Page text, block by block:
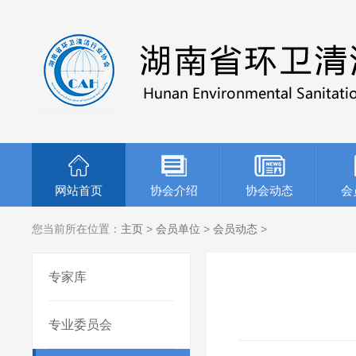
网站首页 协会介绍 协会动态 会
您当前所在位置： 主页 > 会员单位 > 会员动态 >
专家库
专业委员会